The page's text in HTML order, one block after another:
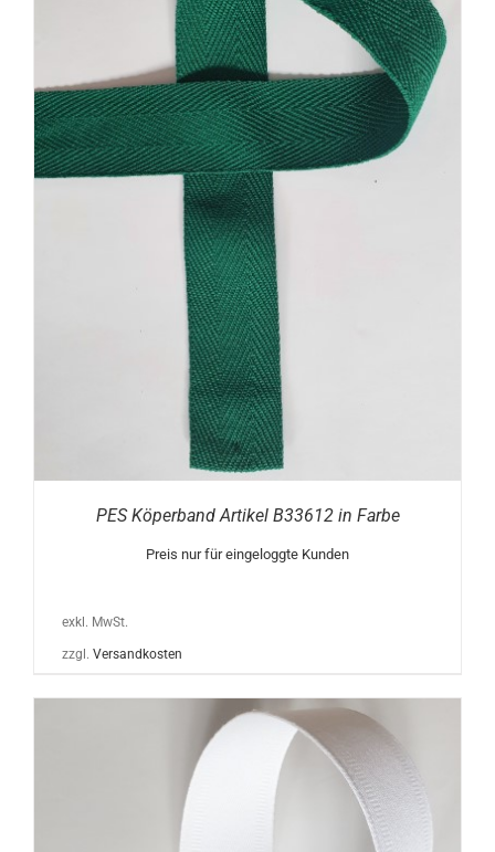
PES Köperband Artikel B33612 in Farbe
Preis nur für eingeloggte Kunden
exkl. MwSt.
zzgl. Versandkosten